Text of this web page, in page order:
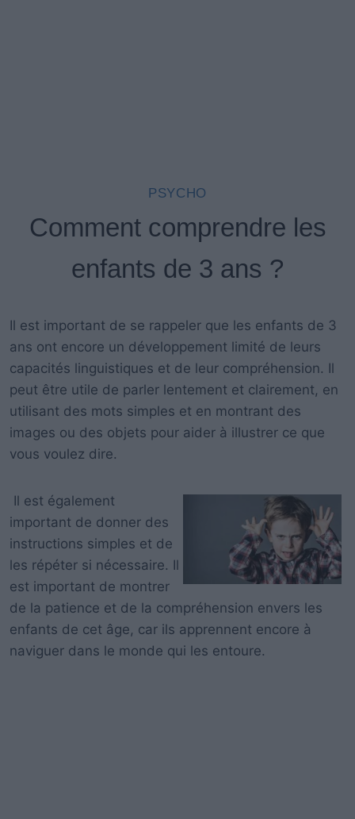
PSYCHO
Comment comprendre les
enfants de 3 ans ?
Il est important de se rappeler que les enfants de 3
ans ont encore un développement limité de leurs
capacités linguistiques et de leur compréhension. Il
peut être utile de parler lentement et clairement, en
utilisant des mots simples et en montrant des
images ou des objets pour aider à illustrer ce que
vous voulez dire.
Il est également
important de donner des
instructions simples et de
les répéter si nécessaire. Il
est important de montrer
de la patience et de la compréhension envers les
enfants de cet âge, car ils apprennent encore à
naviguer dans le monde qui les entoure.